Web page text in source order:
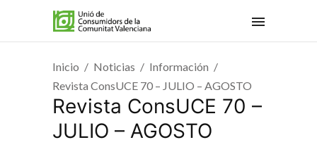
Inicio Noticias
Información
Revista ConsUCE 70 – JULIO – AGOSTO
Revista ConsUCE 70 –
JULIO – AGOSTO